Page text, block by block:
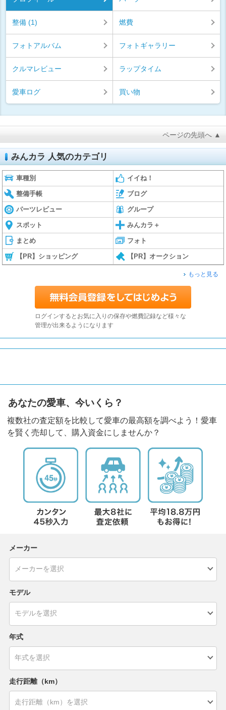
整備 (1) 燃費
フォトアルバム フォトギャラリー
クルマレビュー ラップタイム
愛車ログ 買い物
ページの先頭へ ▲
みんカラ 人気のカテゴリ
車種別 イイね！
整備手帳 ブログ
パーツレビュー グループ
スポット みんカラ＋
まとめ フォト
【PR】ショッピング 【PR】オークション
もっと見る
ログインするとお気に入りの保存や燃費記録など様々な
管理が出来るようになります
あなたの愛車、今いくら？
複数社の査定額を比較して愛車の最高額を調べよう！愛車
を賢く売却して、購入資金にしませんか？
メーカー
モデル
年式
走行距離（km）